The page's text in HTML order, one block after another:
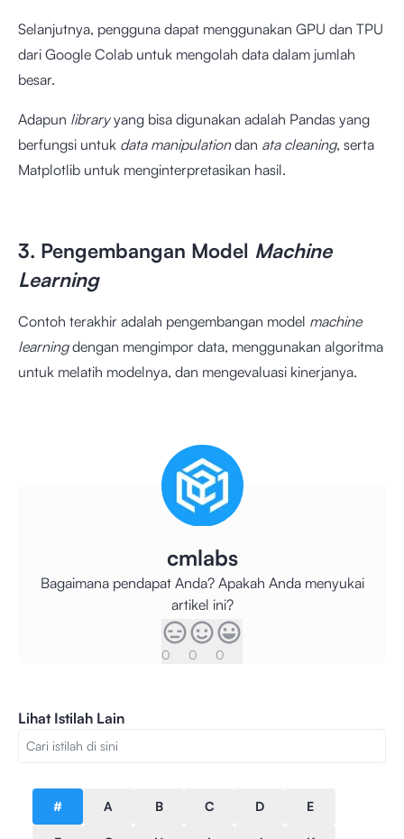
Selanjutnya, pengguna dapat menggunakan GPU dan TPU
dari Google Colab untuk mengolah data dalam jumlah
besar.
Adapun libraryyang bisa digunakan adalah Pandas yang
berfungsi untuk data manipulationdan ata cleaning, serta
Matplotlib untuk menginterpretasikan hasil.
3. Pengembangan Model Machine
Learning
Contoh terakhir adalah pengembangan model machine
learningdengan mengimpor data, menggunakan algoritma
untuk melatih modelnya, dan mengevaluasi kinerjanya.
cmlabs
Bagaimana pendapat Anda? Apakah Anda menyukai
artikel ini?
0 0 0
Lihat Istilah Lain
# A B C D E